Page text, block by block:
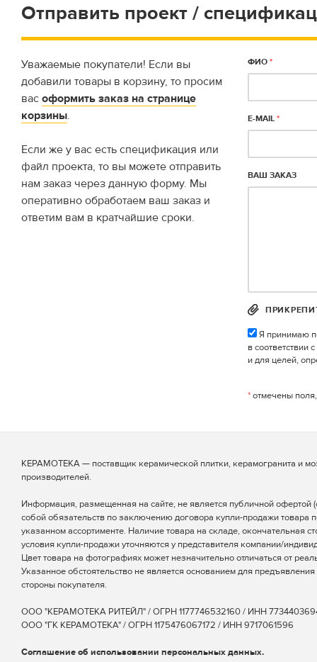
Отправить проект /
Уважаемые покупатели! Если вы
добавили товары в корзину, то просим
вас оформить заказ на странице
корзины.
Если же у вас есть спецификация или
файл проекта, то вы можете отправить
нам заказ через данную форму. Мы
оперативно обработаем ваш заказ и
ответим вам в кратчайшие сроки.
ФИО *
E-MAIL *
ВАШ ЗАКАЗ
Я принимаю
в
и для целей,
*отмечены
КЕРАМОТЕКА — поставщик керамической плитки, керамогранита и
производителей.
Информация, размещенная на сайте, не является публичной офертой
собой обязательств по заключению договора купли-продажи товара
указанном ассортименте. Наличие товара на складе, окончательная
условия купли-продажи уточняются у представителя компании/
Цвет товара на фотографиях может незначительно отличаться от
Указанное обстоятельство не является основанием для
стороны покупателя.
ООО "КЕРАМОТЕКА РИТЕЙЛ" / ОГРН 1177746532160 / ИНН
ООО "ГК КЕРАМОТЕКА" / ОГРН 1175476067172 / ИНН 9717061596
Соглашение об использовании персональных данных.